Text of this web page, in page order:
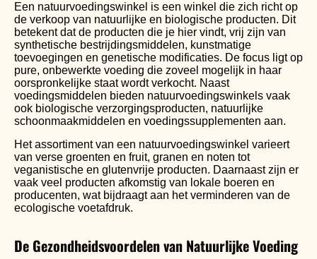
Een natuurvoedingswinkel is een winkel die zich richt op
de verkoop van natuurlijke en biologische producten. Dit
betekent dat de producten die je hier vindt, vrij zijn van
synthetische bestrijdingsmiddelen, kunstmatige
toevoegingen en genetische modificaties. De focus ligt op
pure, onbewerkte voeding die zoveel mogelijk in haar
oorspronkelijke staat wordt verkocht. Naast
voedingsmiddelen bieden natuurvoedingswinkels vaak
ook biologische verzorgingsproducten, natuurlijke
schoonmaakmiddelen en voedingssupplementen aan.
Het assortiment van een natuurvoedingswinkel varieert
van verse groenten en fruit, granen en noten tot
veganistische en glutenvrije producten. Daarnaast zijn er
vaak veel producten afkomstig van lokale boeren en
producenten, wat bijdraagt aan het verminderen van de
ecologische voetafdruk.
De Gezondheidsvoordelen van Natuurlijke Voeding